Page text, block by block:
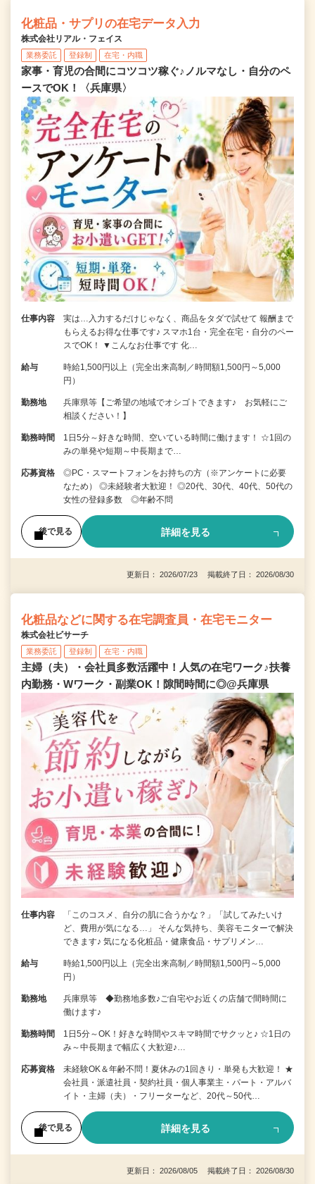
化粧品・サプリの在宅データ入力
株式会社リアル・フェイス
業務委託 登録制 在宅・内職
家事・育児の合間にコツコツ稼ぐ♪ノルマなし・自分のペ
ースでOK！〈兵庫県〉
仕事内容
実は…入力するだけじゃなく、商品をタダで試せて 報酬まで
もらえるお得な仕事です♪ スマホ1台・完全在宅・自分のペー
スでOK！ ▼こんなお仕事です 化…
給与
時給1,500円以上（完全出来高制／時間額1,500円～5,000
円）
勤務地
兵庫県等【ご希望の地域でオシゴトできます♪ お気軽にご
相談ください！】
勤務時間
1日5分～好きな時間、空いている時間に働けます！ ☆1回の
みの単発や短期～中長期まで…
応募資格
◎PC・スマートフォンをお持ちの方（※アンケートに必要
なため） ◎未経験者大歓迎！ ◎20代、30代、40代、50代の
女性の登録多数 ◎年齢不問
後で見る 詳細を見る
更新日： 2026/07/23 掲載終了日： 2026/08/30
化粧品などに関する在宅調査員・在宅モニター
株式会社ビサーチ
業務委託 登録制 在宅・内職
主婦（夫）・会社員多数活躍中！人気の在宅ワーク♪扶養
内勤務・Wワーク・副業OK！隙間時間に◎@兵庫県
仕事内容
「このコスメ、自分の肌に合うかな？」「試してみたいけ
ど、費用が気になる…」 そんな気持ち、美容モニターで解決
できます♪ 気になる化粧品・健康食品・サプリメン…
給与
時給1,500円以上（完全出来高制／時間額1,500円～5,000
円）
勤務地
兵庫県等 ◆勤務地多数♪ご自宅やお近くの店舗で間時間に
働けます♪
勤務時間
1日5分～OK！好きな時間やスキマ時間でサクッと♪ ☆1日の
み～中長期まで幅広く大歓迎♪…
応募資格
未経験OK＆年齢不問！夏休みの1回きり・単発も大歓迎！ ★
会社員・派遣社員・契約社員・個人事業主・パート・アルバ
イト・主婦（夫）・フリーターなど、20代～50代…
後で見る 詳細を見る
更新日： 2026/08/05 掲載終了日： 2026/08/30